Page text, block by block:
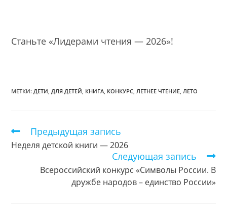
Станьте «Лидерами чтения — 2026»!
МЕТКИ:ДЕТИ ДЛЯ ДЕТЕЙ КНИГА КОНКУРС ЛЕТНЕЕ ЧТЕНИЕ ЛЕТО
Еще
статьи
Предыдущая запись
Неделя детской книги — 2026
Следующая запись
Всероссийский конкурс «Символы России. В
дружбе народов – единство России»